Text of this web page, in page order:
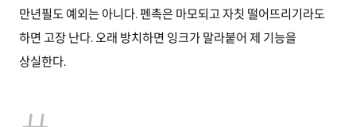
만년필도 예외는 아니다. 펜촉은 마모되고 자칫 떨어뜨리기라도
하면 고장 난다. 오래 방치하면 잉크가 말라붙어 제 기능을
상실한다.